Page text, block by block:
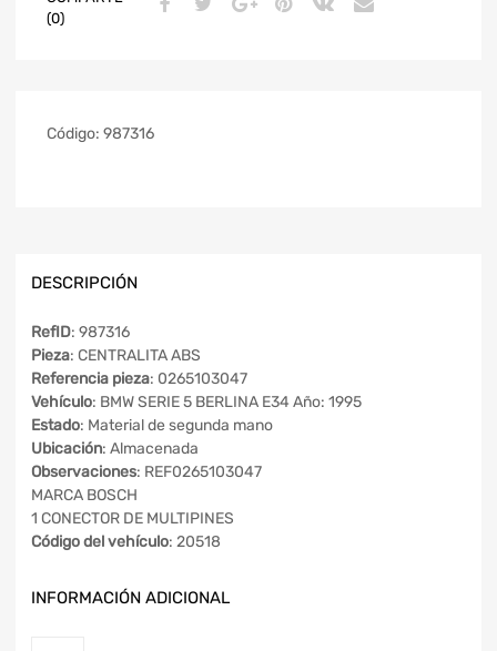
(0)
Código: 987316
DESCRIPCIÓN
RefID: 987316
Pieza: CENTRALITA ABS
Referencia pieza: 0265103047
Vehículo: BMW SERIE 5 BERLINA E34 Año: 1995
Estado: Material de segunda mano
Ubicación: Almacenada
Observaciones: REF0265103047
MARCA BOSCH
1 CONECTOR DE MULTIPINES
Código del vehículo: 20518
INFORMACIÓN ADICIONAL